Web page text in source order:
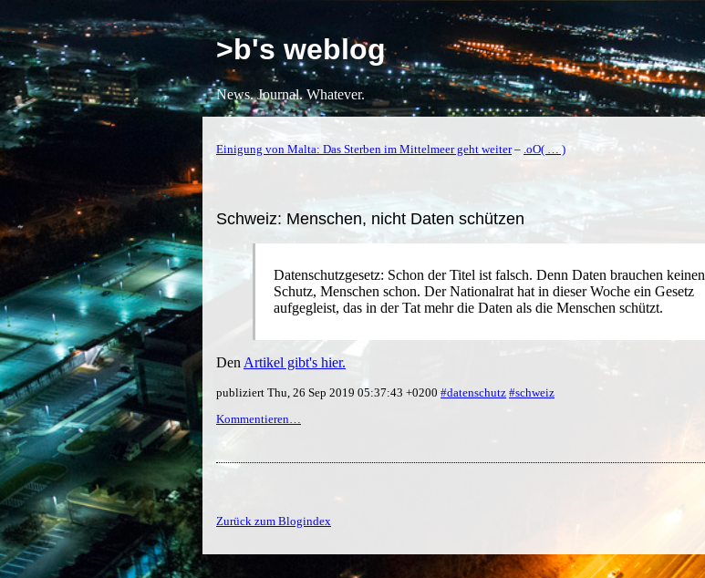
>b's weblog
News. Journal. Whatever.
Einigung von Malta: Das Sterben im Mittelmeer geht weiter– .oO( … )
Schweiz: Menschen, nicht Daten schützen
Datenschutzgesetz: Schon der Titel ist falsch. Denn Daten brauchen keinen
Schutz, Menschen schon. Der Nationalrat hat in dieser Woche ein Gesetz
aufgegleist, das in der Tat mehr die Daten als die Menschen schützt.
Den Artikel gibt's hier.
publiziert Thu, 26 Sep 2019 05:37:43 +0200 #datenschutz #schweiz
Kommentieren…
Zurück zum Blogindex